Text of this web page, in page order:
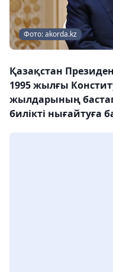
Фото: akorda.kz
Қазақстан
1995 жылғы
жылдарының
билікті нығайтуға